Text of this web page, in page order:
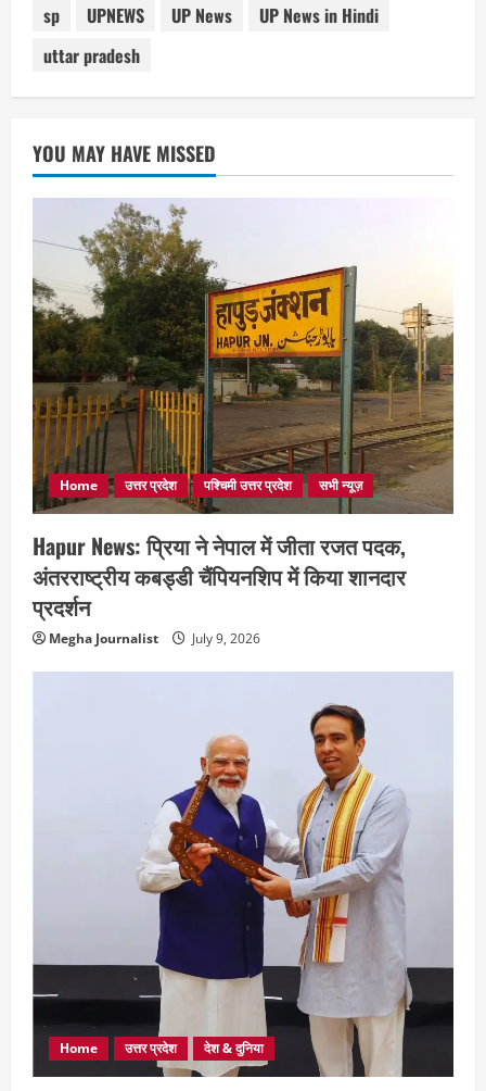
sp
UPNEWS UP News
UP News in Hindi
uttar pradesh
YOU MAY HAVE MISSED
Home उत्तर प्रदेश पश्चिमी उत्तर प्रदेश सभी न्यूज़
Hapur News: प्रिया ने नेपाल में जीता रजत पदक,
अंतरराष्ट्रीय कबड्डी चैंपियनशिप में किया शानदार
प्रदर्शन
Megha Journalist July 9, 2026
Home उत्तर प्रदेश देश & दुनिया